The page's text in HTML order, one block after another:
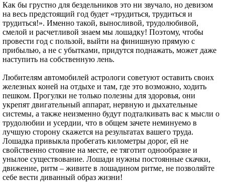
Как бы грустно для бездельников это ни звучало, но девизом
на весь предстоящий год будет «трудиться, трудиться и
трудиться!». Именно такой, выносливой, трудолюбивой,
смелой и расчетливой знаем мы лошадку! Поэтому, чтобы
провести год с пользой, выйти на финишную прямую с
прибылью, а не с убытками, придутся поднажать, может даже
наступить на собственную лень.
Любителям автомобилей астрологи советуют оставить своих
железных коней на отдыхе и там, где это возможно, ходить
пешком. Прогулки не только полезны для здоровья, они
укрепят двигательный аппарат, нервную и дыхательные
системы, а также неизменно будут подталкивать вас к мысли о
трудолюбии и усердии, что в общем зачете неминуемо в
лучшую сторону скажется на результатах вашего труда.
Лошадка привыкла пробегать километры дорог, ей не
свойственно стояние на месте, ее тяготит однообразие и
унылое существование. Лошади нужны постоянные скачки,
движение, ритм – живите в лошадином ритме, не позволяйте
себе вести диванный образ жизни!